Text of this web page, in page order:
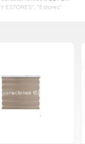
ESTORES", "Estores".